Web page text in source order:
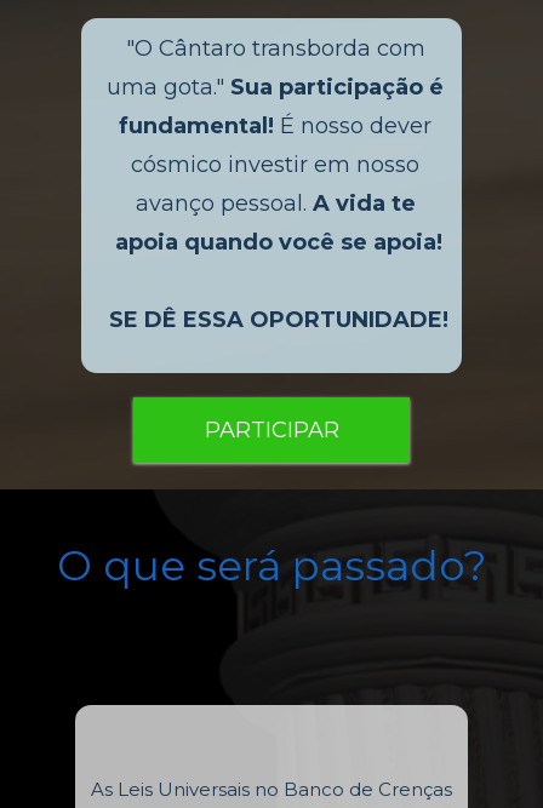
"O Cântaro transborda com
uma gota." Sua participação é
fundamental! É nosso dever
cósmico investir em nosso
avanço pessoal. A vida te
apoia quando você se apoia!
SE DÊ ESSA OPORTUNIDADE!
PARTICIPAR
O que será passado?
As Leis Universais no Banco de Crenças